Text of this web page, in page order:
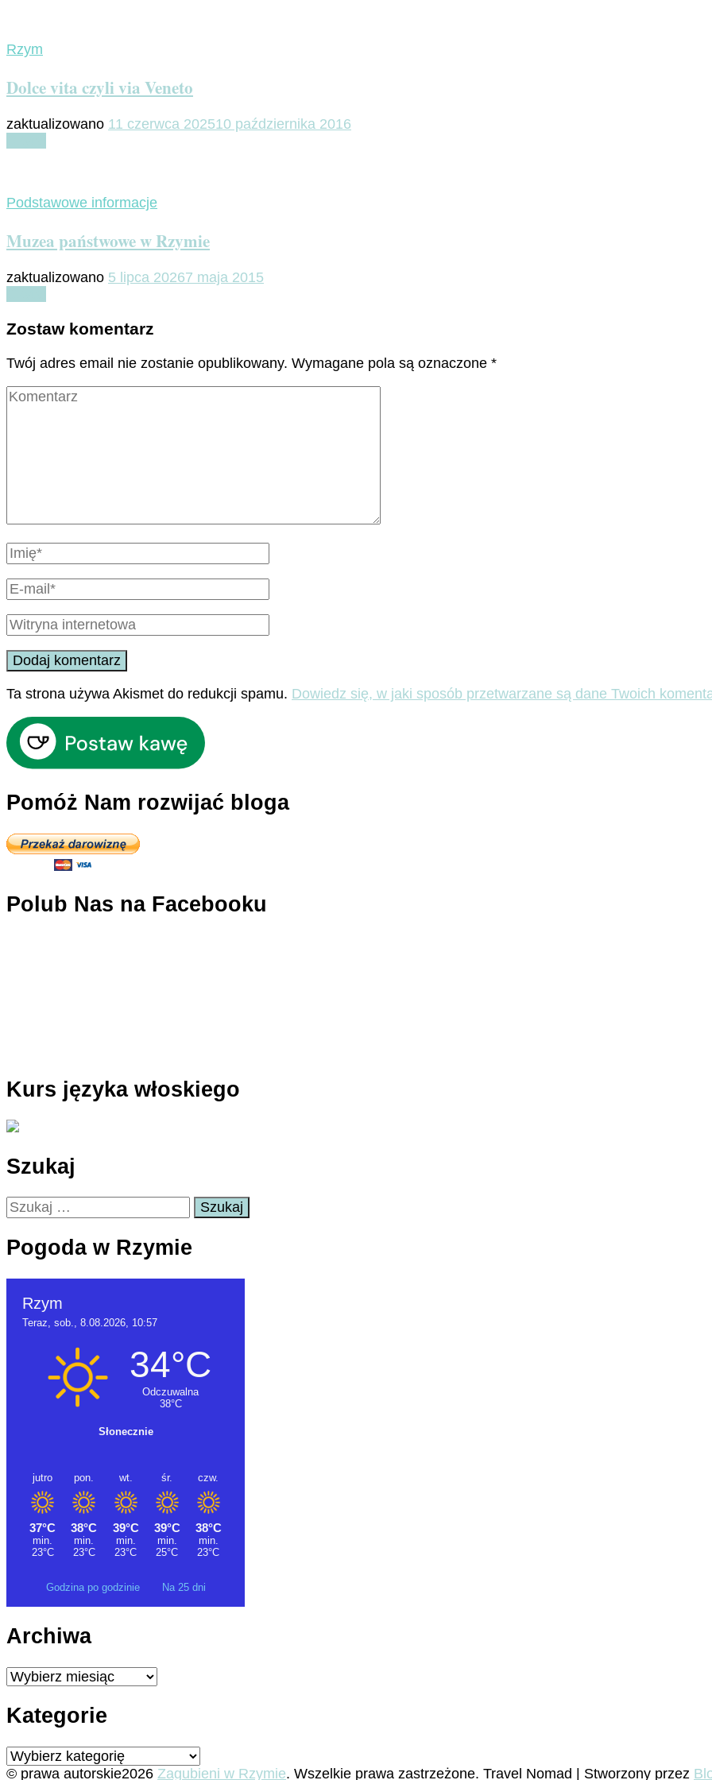
Rzym
Dolce vita czyli via Veneto
zaktualizowano 11 czerwca 202510 października 2016
Podstawowe informacje
Muzea państwowe w Rzymie
zaktualizowano 5 lipca 20267 maja 2015
Zostaw komentarz
Twój adres email nie zostanie opublikowany. Wymagane pola są oznaczone *
Ta strona używa Akismet do redukcji spamu. Dowiedz się, w jaki sposób przetwarzane są dane Twoich
Pomóż Nam rozwijać bloga
Polub Nas na Facebooku
Kurs języka włoskiego
Szukaj
Szukaj:
Pogoda w Rzymie
Godzina po godzinie Na 25 dni
Archiwa
Archiwa
Kategorie
Kategorie
© prawa autorskie2026 Zagubieni w Rzymie. Wszelkie prawa zastrzeżone. Travel Nomad | Stworzony przez